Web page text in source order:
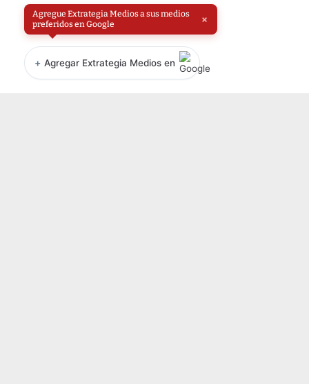
Agregue Extrategia Medios a sus medios
preferidos en Google
×
+ Agregar Extrategia Medios en